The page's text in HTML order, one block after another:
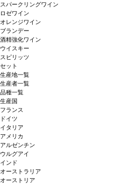
スパークリングワイン
ロゼワイン
オレンジワイン
ブランデー
酒精強化ワイン
ウイスキー
スピリッツ
セット
生産地一覧
生産者一覧
品種一覧
生産国
フランス
ドイツ
イタリア
アメリカ
アルゼンチン
ウルグアイ
インド
オーストラリア
オーストリア